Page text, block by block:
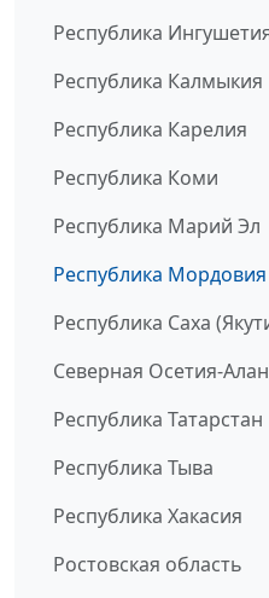
Республика
Республика Калмыкия
Республика Карелия
Республика Коми
Республика Марий Эл
Республика Мордовия
Республика Саха
Северная Осетия-
Республика Татарстан
Республика Тыва
Республика Хакасия
Ростовская область